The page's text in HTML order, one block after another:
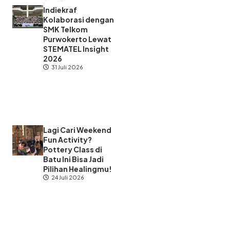
Indiekraf
Kolaborasi dengan
SMK Telkom
Purwokerto Lewat
STEMATEL Insight
2026
31 Juli 2026
Lagi Cari Weekend
Fun Activity?
Pottery Class di
Batu Ini Bisa Jadi
Pilihan Healingmu!
24 Juli 2026